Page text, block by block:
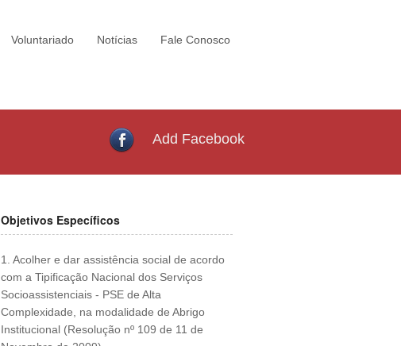
Voluntariado Notícias Fale Conosco
Add Facebook
Objetivos Específicos
1. Acolher e dar assistência social de acordo
com a Tipificação Nacional dos Serviços
Socioassistenciais - PSE de Alta
Complexidade, na modalidade de Abrigo
Institucional (Resolução nº 109 de 11 de